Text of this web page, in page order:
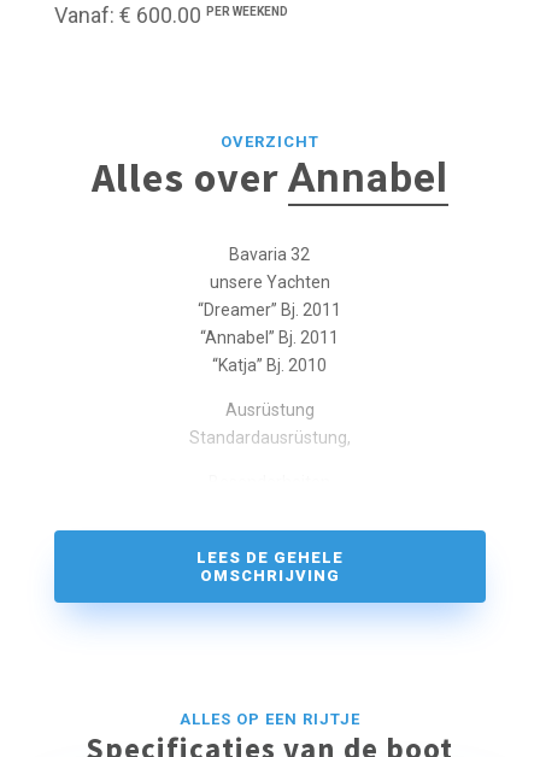
Vanaf: € 600.00 PER WEEKEND
OVERZICHT
Alles over Annabel
Bavaria 32
unsere Yachten
“Dreamer” Bj. 2011
“Annabel” Bj. 2011
“Katja” Bj. 2010
Ausrüstung
Standardausrüstung,
Großsegel,Raymarine Kartenplotter C 80,
70 Kartenplotter, Raymarine i 70
Multifunktionsinstrument,Dusche im Toilettenraum,
LEES DE GEHELE
OMSCHRIJVING
ALLES OP EEN RIJTJE
Specificaties van de boot